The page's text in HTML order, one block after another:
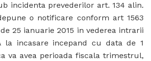
incidenta prevederilor art. 134 alin.
o notificare conform art 1563
25 ianuarie 2015 in vederea intrarii
la incasare incepand cu data de 1
va avea perioada fiscala trimestrul,